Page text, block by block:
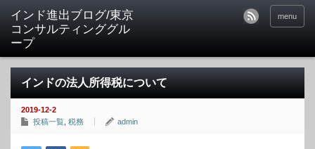
インド進出ブログ/東京
コンサルティンググル
ープ
menu
インドの法人所得税について
2019-12-2
投稿一覧 税務 admin